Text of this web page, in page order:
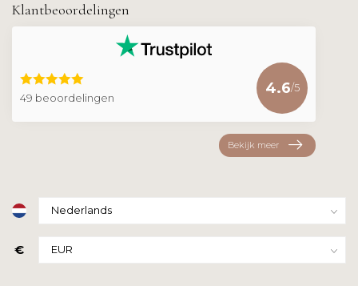
Klantbeoordelingen
49 beoordelingen
4.6/5
Bekijk meer
€